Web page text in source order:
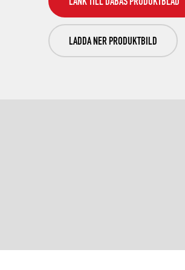
LÄNK TILL DABAS PRODUKTBLAD
LADDA NER PRODUKTBILD